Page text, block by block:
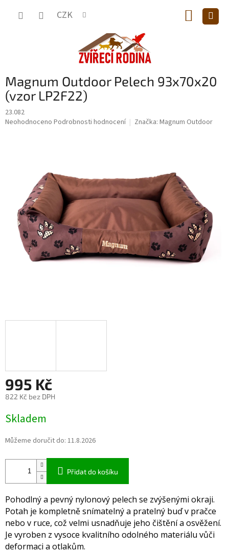
CZK
KOŠÍK
Magnum Outdoor Pelech 93x70x20
(vzor LP2F22)
23.082
Průměrné
hvězdiček.
Neohodnoceno Podrobnosti hodnocení Značka: Magnum Outdoor
995 Kč
822 Kč bez DPH
cena:
Skladem
Můžeme doručit do: 11.8.2026
Přidat do košíku
Pohodlný a pevný nylonový pelech se zvýšenými okraji.
Potah je kompletně snímatelný a pratelný buď v pračce
nebo v ruce, což velmi usnadňuje jeho čištění a osvěžení.
Je vyroben z vysoce kvalitního odolného materiálu vůči
deformaci a otlakům.